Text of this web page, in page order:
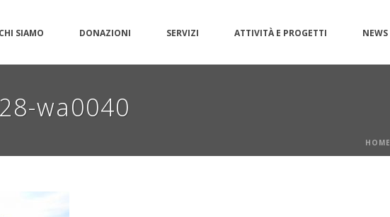
CHI SIAMO DONAZIONI SERVIZI ATTIVITÀ E PROGETTI NEWS
wa0040
HOME